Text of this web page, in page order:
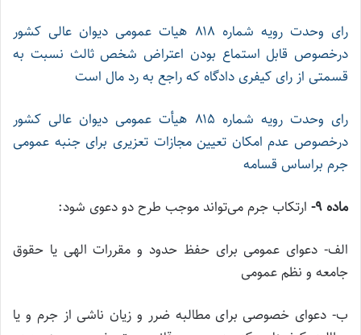
رای وحدت‌ رویه شماره ۸۱۸ هیات‌ عمومی دیوان ‌عالی ‌کشور
درخصوص قابل استماع بودن اعتراض شخص ثالث نسبت به
قسمتی از رای کیفری دادگاه که راجع به رد مال است
رای وحدت رویه شماره ۸۱۵ هیأت عمومی دیوان عالی کشور
درخصوص عدم امکان تعیین مجازات تعزیری برای جنبه عمومی
جرم براساس قسامه
ماده ۹- ارتکاب جرم می‌تواند موجب طرح دو دعوی شود:
الف- دعوای عمومی برای حفظ حدود و مقررات الهی یا حقوق
جامعه و نظم عمومی
ب- دعوای خصوصی برای مطالبه ضرر و زیان ناشی از جرم و یا